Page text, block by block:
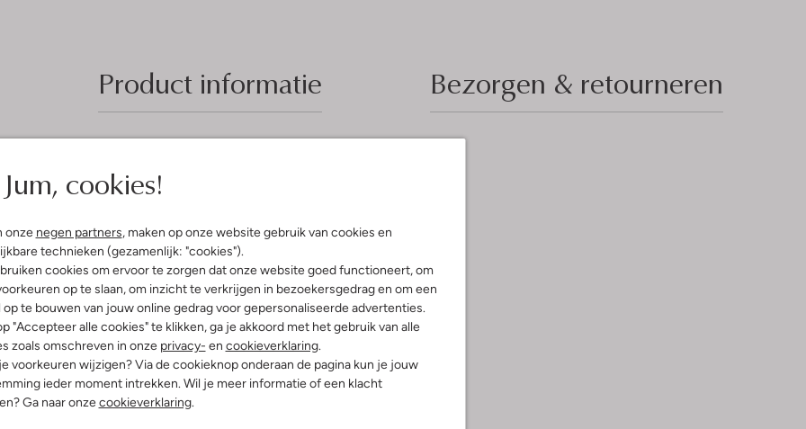
Jum, cookies!
onze negen partners, maken op onze website gebruik van cookies en
technieken (gezamenlijk: "cookies").
cookies om ervoor te zorgen dat onze website goed functioneert, om
op te slaan, om inzicht te verkrijgen in bezoekersgedrag en om een
op te bouwen van jouw online gedrag voor gepersonaliseerde advertenties.
"Accepteer alle cookies" te klikken, ga je akkoord met het gebruik van alle
zoals omschreven in onze privacy- en cookieverklaring.
voorkeuren wijzigen? Via de cookieknop onderaan de pagina kun je jouw
ieder moment intrekken. Wil je meer informatie of een klacht
Ga naar onzecookieverklaring.
Product informatie Bezorgen & retourneren